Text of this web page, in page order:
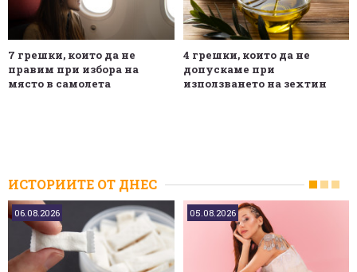
7 грешки, които да не
правим при избора на
място в самолета
4 грешки, които да не
допускаме при
използването на зехтин
ИСТОРИИТЕ ОТ ДНЕС
06.08.2026 05.08.2026